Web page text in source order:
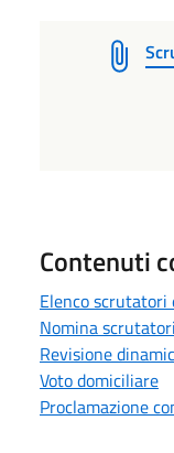
Contenuti
Elenco
Nomina scrutatori
Revisione
Voto domiciliare
Proclamazione